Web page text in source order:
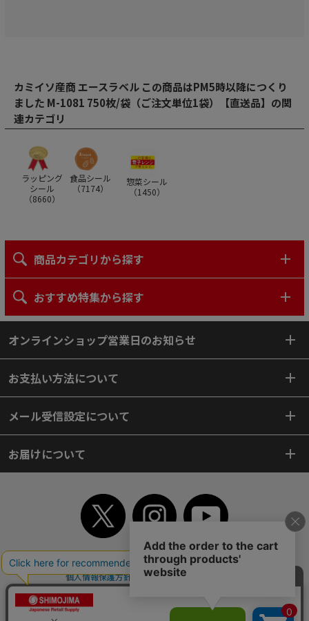
カミイソ産商 エースラベル この商品はPM5時以降につくり
ました M-1081 750枚/袋（ご注文単位1袋）【直送品】の関
連カテゴリ
ラッピング
シール
（8660）
食品シール
（7174）
惣菜シール
（1450）
商品カテゴリから探す
おすすめ特集から探す
オンラインショップ営業日のお知らせ
お支払い方法について
メール受信設定について
お届けについて
TOP 初めてご利用のお客様へ ご利用案内
ご利用規約
個人情報保護方針
特定商取引法
よくあるご質問
お問い合わせ
サイトマップ